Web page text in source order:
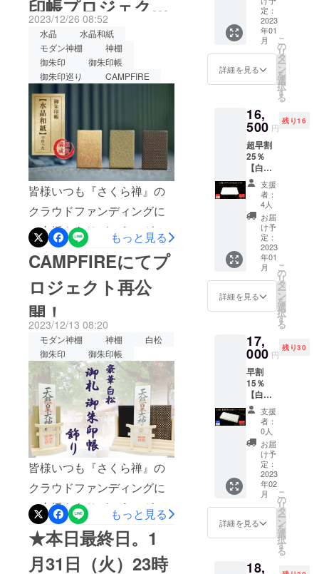
で、SNSなどでの拡散にご
協力を頂けますと幸いで
す。【同時開催中のプロ
ジェクト】【水晶和紙】に
満願成就をご祈願！ 繰返し
ご愛用して頂ける一生モノ
の御朱印帳https://camp-
fire.jp/projects/729453/❖神
様の居場所❖神様とのご縁
を大切にできる御札・御朱
印帳 お祀り飾り（白松）
https://camp-
fire.jp/projects/view/725338
引き続き、宜しくお願い致
します。❖神様の居場所❖
神木 屋久杉で作った「御札
御朱印帳」飾り！プロジェ
クトチーム一同
本年も、皆様のご期待に添
えるよう、より一層の品質
向上とサービスの充実に努
めて参ります。【実施中プ
ロジェクト】【水晶和紙】
に満願成就をご祈願！ 繰返
しご愛用して頂ける一生モ
ノの御朱印帳https://camp-
fire.jp/projects/729453/❖神
様の居場所❖神様とのご縁
を大切にできる御札・御朱
印帳 お祀り飾り
https://camp-
fire.jp/projects/view/725338
皆様のご健康とご多幸を心
よりお祈り申し上げます。
プロジェクトチーム一同
印帳プロジェクト
公開！
2023/12/26 08:52
水晶
水晶和紙
モダン神棚
神棚
御朱印
御朱印帳
御朱印巡り
CAMPFIRE
皆様いつも『さくら禅』の
クラウドファンディングに
ご支援をありがとうござい
ます。ご要望にお応えし、
今年も「水晶和紙」御朱印
帳のプロジェクトを再掲載
致します。今回、超早割を
ご支援頂きました皆様に
は、特典といたしまして、
黄金根付をプレゼントしま
す！プロジェクトページ
URLhttps://camp-
fire.jp/projects/729453/より
多くの方々に「水晶和紙」
御朱印帳をお届けできよう
に頑張りますので、SNSな
どでの拡散にご協力を頂け
ますと幸いです。引き続
き、宜しくお願い致しま
す。【水晶和紙】に満願成
もっと見る
CAMPFIREにてプ
ロジェクト再公
開！
2023/12/13 08:20
モダン神棚 神棚
白松
御朱印
御朱印帳
皆様いつも『さくら禅』の
クラウドファンディングに
ご支援をありがとうござい
ます。本日は「大安吉日と
お金にご縁のある巳の日の
W縁起日」です！ご要望に
もっと見る
★本日最終日。1
月31日（火）23時
き！ ご理解
とご支援を
頂ければ幸
いです。
【20名
限定】
■一般販
売予定
価格：
20,000
円
込）の
【25％
OFF】
⇒15,00
0円
（税・
送料
込） ■
白蛇長
財布
Goldプ
レート
×１個 ※
製造状
況によ
り出荷
時期が
ご連絡
致しま
デザイ
ン・仕
様は変
更にな
る可能
性もご
ざいま
す。ご
了承く
ださ
い。
定：
2023
年01
月
詳細を見る
こ
の
リ
タ
ー
ン
を
選
択
す
る
16,
500 円
残り16
超早割
25％
【白
蛇】白
蛇ラウ
ンド
Gold
【20名
限定】
■一般販
売予定
価格：
22,000
円
込）の
【25％
OFF】
⇒16,50
0円
（税・
送料
込） ■
白蛇ラ
ウンド
Gold
ZIP ×１
個 ※製
造状況
により
出荷時
期が遅
連絡致
支援
者：
4人
お届
け予
定：
2023
年01
月
詳細を見る
こ
の
リ
タ
ー
ン
を
選
択
す
る
17,
000 円
残り30
早割
15％
【白
蛇】長
財布
Goldプ
レート
付き
【30名
限定】
■一般販
売予定
価格：
20,000
円
込）の
支援
者：
0人
お届
け予
定：
2023
年02
月
詳細を見る
こ
の
リ
タ
ー
ン
を
選
択
す
る
18,